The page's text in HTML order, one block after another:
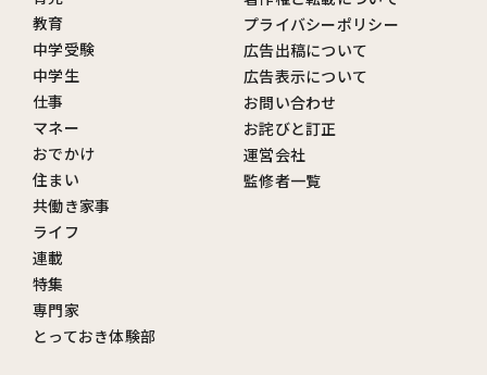
教育
中学受験
中学生
仕事
マネー
おでかけ
住まい
共働き家事
ライフ
連載
特集
専門家
とっておき体験部
プライバシーポリシー
広告出稿について
広告表示について
お問い合わせ
お詫びと訂正
運営会社
監修者一覧